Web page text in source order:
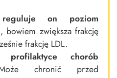
reguluje on poziom
, bowiem zwiększa frakcję
frakcję LDL.
profilaktyce chorób
chronić przed